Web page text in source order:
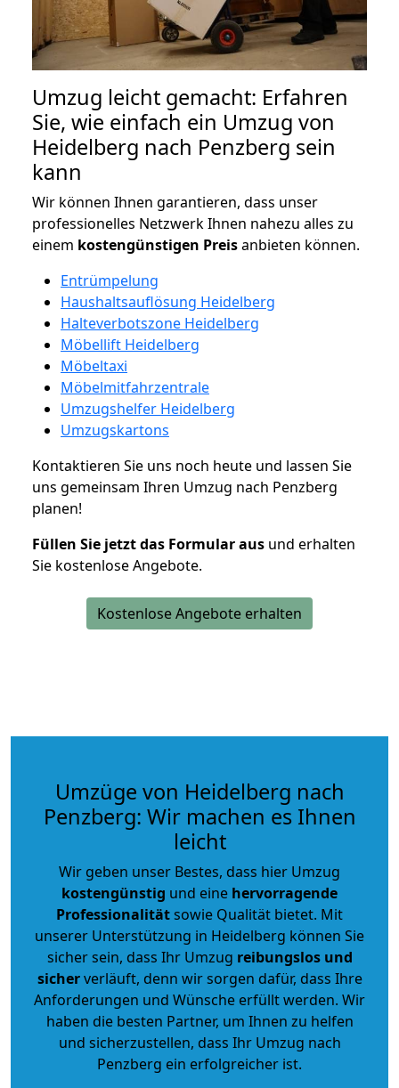
Umzug leicht gemacht: Erfahren
Sie, wie einfach ein Umzug von
Heidelberg nach Penzberg sein
kann
Wir können Ihnen garantieren, dass unser
professionelles Netzwerk Ihnen nahezu alles zu
einem kostengünstigen Preisanbieten können.
Entrümpelung
Haushaltsauflösung Heidelberg
Halteverbotszone Heidelberg
Möbellift Heidelberg
Möbeltaxi
Möbelmitfahrzentrale
Umzugshelfer Heidelberg
Umzugskartons
Kontaktieren Sie uns noch heute und lassen Sie
uns gemeinsam Ihren Umzug nach Penzberg
planen!
Füllen Sie jetzt das Formular aus und erhalten
Sie kostenlose Angebote.
Kostenlose Angebote erhalten
Umzüge von Heidelberg nach
Penzberg: Wir machen es Ihnen
leicht
Wir geben unser Bestes, dass hier Umzug
kostengünstig und eine hervorragende
Professionalitätsowie Qualität bietet. Mit
unserer Unterstützung in Heidelberg können Sie
sicher sein, dass Ihr Umzug reibungslos und
sicherverläuft, denn wir sorgen dafür, dass Ihre
Anforderungen und Wünsche erfüllt werden. Wir
haben die besten Partner, um Ihnen zu helfen
und sicherzustellen, dass Ihr Umzug nach
Penzberg ein erfolgreicher ist.